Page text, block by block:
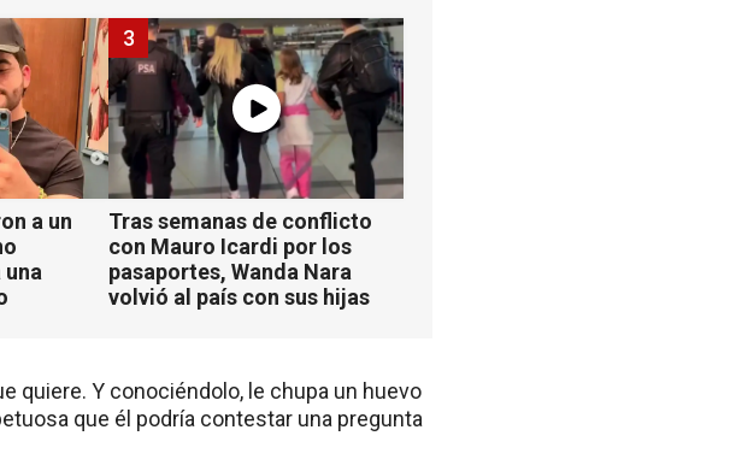
a un
Tras semanas de conflicto
con Mauro Icardi por los
pasaportes, Wanda Nara
volvió al país con sus hijas
3
quiere. Y conociéndolo, le chupa un huevo
que él podría contestar una pregunta